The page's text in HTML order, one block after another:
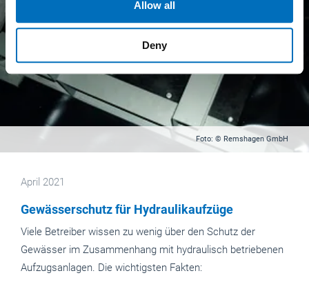
provided to them or that they’ve collected from your use
Weitere Informationen:Impressum Datenschutz
Allow all
Deny
Foto: © Remshagen GmbH
April 2021
Gewässerschutz für Hydraulikaufzüge
Viele Betreiber wissen zu wenig über den Schutz der
Gewässer im Zusammenhang mit hydraulisch betriebenen
Aufzugsanlagen. Die wichtigsten Fakten: